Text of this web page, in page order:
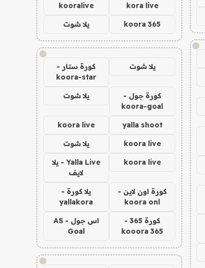
!
kora live
kooralive
koora 365 يلا شوت
!
يلا شوت
كورة ستار -
koora-star
كورة جول -
koora-goal
يلا شوت
yalla shoot
koora live
koora live يلا شوت
koora live
Yalla Live - يلا
لايف
كورة اون لاين -
koora onl
يلا كورة -
yallakora
كورة 365 -
kooora 365
اس جول - AS
Goal
!